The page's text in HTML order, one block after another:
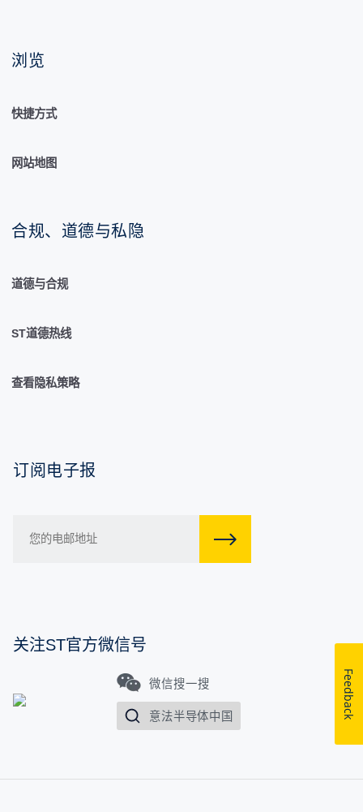
浏览
快捷方式
网站地图
合规、道德与私隐
道德与合规
ST道德热线
查看隐私策略
订阅电子报
关注ST官方微信号
微信搜一搜
意法半导体中国 Feedback